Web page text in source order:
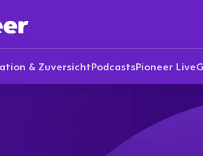
& ZuversichtPodcastsPioneer Live